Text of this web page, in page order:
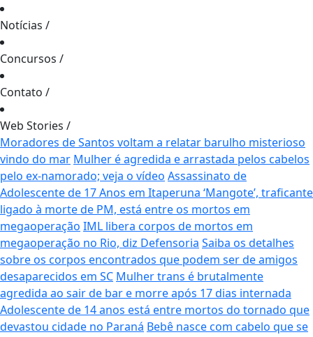
Notícias /
Concursos /
Contato /
Web Stories /
Moradores de Santos voltam a relatar barulho misterioso
vindo do mar Mulher é agredida e arrastada pelos cabelos
pelo ex-namorado; veja o vídeo Assassinato de
Adolescente de 17 Anos em Itaperuna ‘Mangote’, traficante
ligado à morte de PM, está entre os mortos em
megaoperação IML libera corpos de mortos em
megaoperação no Rio, diz Defensoria Saiba os detalhes
sobre os corpos encontrados que podem ser de amigos
desaparecidos em SC Mulher trans é brutalmente
agredida ao sair de bar e morre após 17 dias internada
Adolescente de 14 anos está entre mortos do tornado que
devastou cidade no Paraná Bebê nasce com cabelo que se